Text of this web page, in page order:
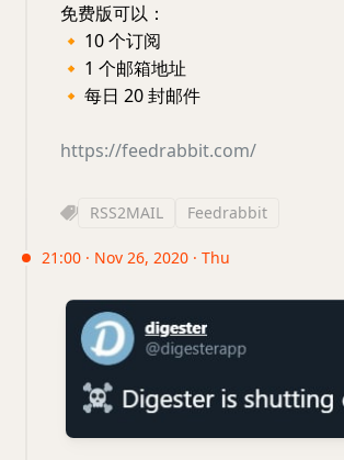
免费版可以：
🔸 10 个订阅
🔸 1 个邮箱地址
🔸 每日 20 封邮件
https://feedrabbit.com/
RSS2MAIL Feedrabbit
21:00 · Nov 26, 2020 · Thu